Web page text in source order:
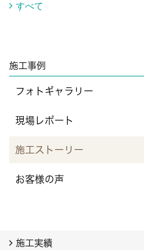
すべて
施工事例
フォトギャラリー
現場レポート
施工ストーリー
お客様の声
施工実績